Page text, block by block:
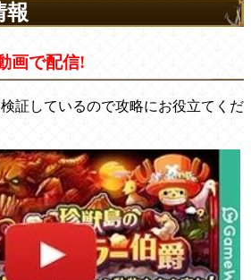
報
画で配信!
証しているので攻略にお役立てくだ